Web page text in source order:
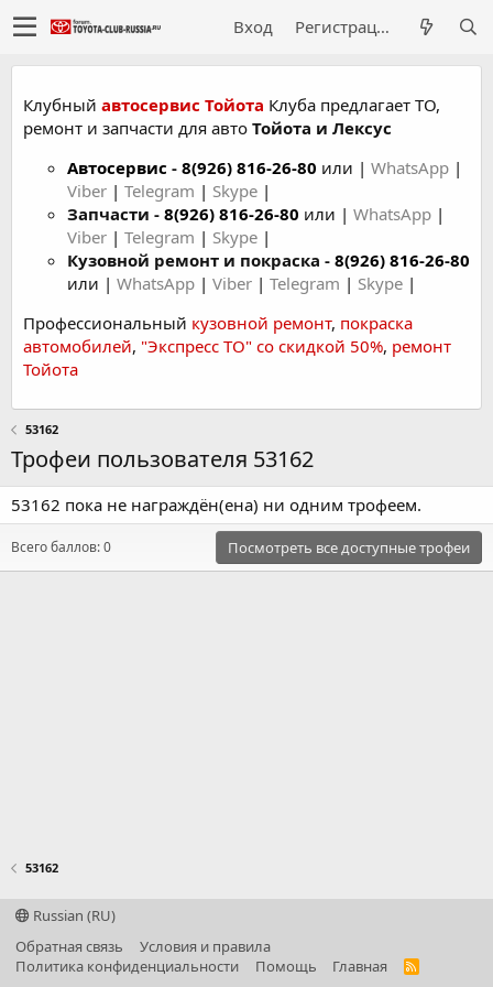
Вход Регистрация
Клубный автосервис Тойота Клуба предлагает ТО,
ремонт и запчасти для авто Тойота и Лексус
Автосервис - 8(926) 816-26-80 или | WhatsApp |
Viber | Telegram | Skype |
Запчасти - 8(926) 816-26-80 или | WhatsApp |
Viber | Telegram | Skype |
Кузовной ремонт и покраска - 8(926) 816-26-80
или | WhatsApp | Viber | Telegram | Skype |
Профессиональный кузовной ремонт, покраска
автомобилей, "Экспресс ТО" со скидкой 50%, ремонт
Тойота
53162
Трофеи пользователя 53162
53162 пока не награждён(ена) ни одним трофеем.
Всего баллов: 0 Посмотреть все доступные трофеи
53162
Russian (RU)
Обратная связь
Условия и правила
Политика конфиденциальности
Помощь Главная
R